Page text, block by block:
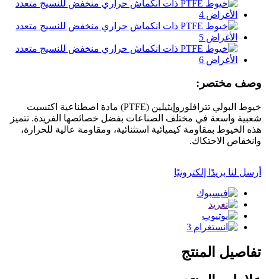
وصف مختصر:
خيوط البولي تترافلوروإيثيلين (PTFE) مادة اصطناعية اكتسبت
شعبية واسعة في مختلف الصناعات بفضل خصائصها الفريدة. تتميز
هذه الخيوط بمقاومة كيميائية استثنائية، ومقاومة عالية للحرارة،
وانخفاض الاحتكاك.
أرسل لنا بريدًا إلكترونيًا
تفاصيل المنتج